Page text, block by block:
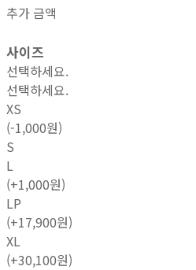
추가 금액
사이즈
선택하세요.
선택하세요.
XS
(-1,000원)
S
L
(+1,000원)
LP
(+17,900원)
XL
(+30,100원)